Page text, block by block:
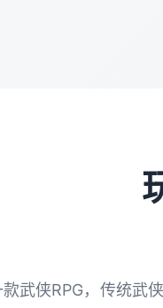
款武侠RPG，传统